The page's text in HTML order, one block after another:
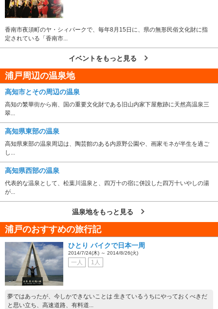
香南市夜須町のヤ・シィパークで、毎年8月15日に、県の無形民俗文化財に指
定されている「香南市...
イベントをもっと見る
浦戸周辺の温泉地
高知市とその周辺の温泉
高知の繁華街から南、国の重要文化財である旧山内家下屋敷跡に天然高温泉三
翠...
高知県東部の温泉
高知県東部の温泉周辺は、陶芸館のある内原野公園や、画家モネが半生を過ご
し...
高知県西部の温泉
代表的な温泉として、松葉川温泉と、四万十の宿に併設した四万十いやしの湯
が...
温泉地をもっと見る
浦戸のおすすめの旅行記
ひとり バイクで日本一周
2014/7/24(木) ～ 2014/8/26(火)
一人 1人
夢ではあったが、今しかできないことは 生きているうちにやっておくべきだ
と思い立ち、高速道路、有料道...